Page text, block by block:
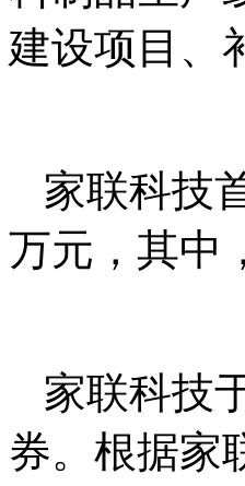
建设项目、
家联科技
万元，其中
家联科技
券。根据家